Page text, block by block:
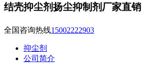
结壳抑尘剂扬尘抑制剂厂家直销
全国咨询热线15002222903
抑尘剂
公司简介